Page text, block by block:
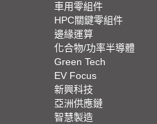
車用零組件
HPC關鍵零組件
邊緣運算
化合物/功率半導體
Green Tech
EV Focus
新興科技
亞洲供應鏈
智慧製造